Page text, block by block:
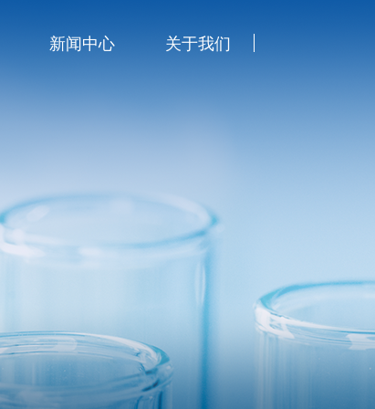
新闻中心 关于我们